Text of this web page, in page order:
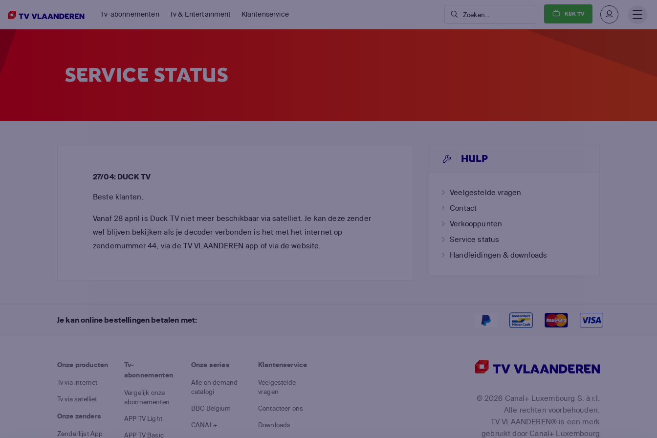
Tv-abonnementen Tv & Entertainment Klantenservice Zoeken... KIJK TV
SERVICE STATUS
27/04: DUCK TV
Beste klanten,
Vanaf 28 april is Duck TV niet meer beschikbaar via satelliet. Je kan deze zender
wel blijven bekijken als je decoder verbonden is het met het internet op
zendernummer 44, via de TV VLAANDEREN app of via de website.
HULP
Veelgestelde vragen
Contact
Verkooppunten
Service status
Handleidingen & downloads
Je kan online bestellingen betalen met:
Onze producten
Tv via internet
Tv via satelliet
Onze zenders
Zenderlijst App
Tv-
abonnementen
Vergelijk onze
abonnementen
APP TV Light
APP TV Basic
Onze series
Alle on demand
catalogi
BBC Belgium
CANAL+
Klantenservice
Veelgestelde
vragen
Contacteer ons
Downloads
© 2026 Canal+ Luxembourg S. à r.l.
Alle rechten voorbehouden.
TV VLAANDEREN® is een merk
gebruikt door Canal+ Luxembourg